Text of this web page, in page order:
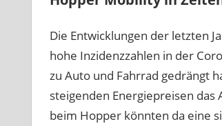
Die Entwicklungen der letzten
hohe Inzidenzzahlen in der
zu Auto und Fahrrad gedrängt
steigenden Energiepreisen
beim Hopper könnten da eine